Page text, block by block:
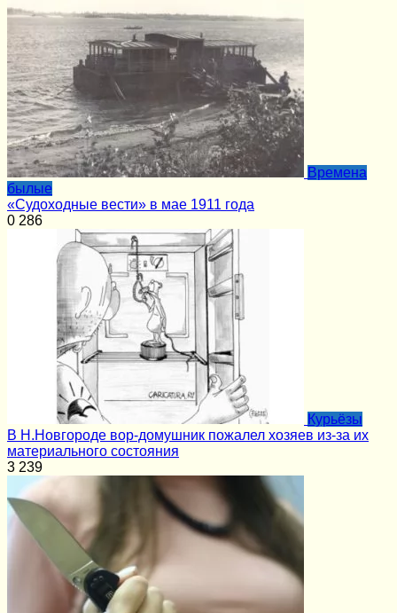
Времена
былые
«Судоходные вести» в мае 1911 года
0 286
Курьёзы
В Н.Новгороде вор-домушник пожалел хозяев из-за их
материального состояния
3 239